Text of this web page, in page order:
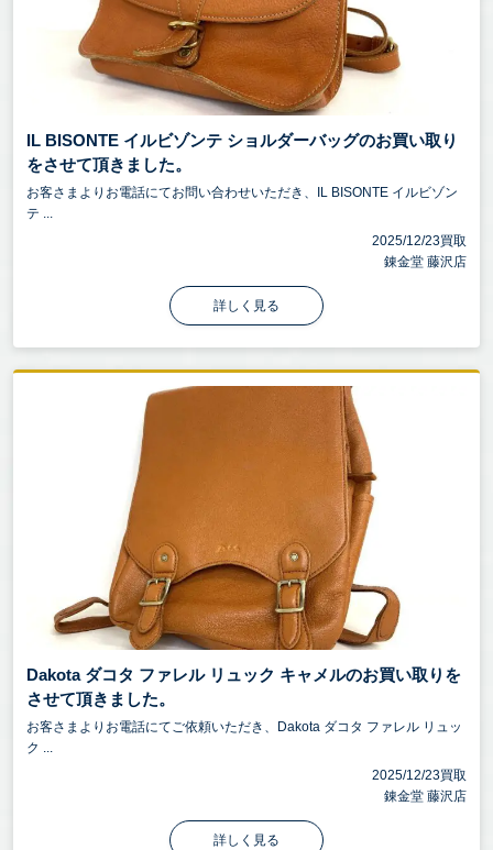
IL BISONTE イルビゾンテ ショルダーバッグのお買い取り
をさせて頂きました。
お客さまよりお電話にてお問い合わせいただき、IL BISONTE イルビゾン
テ ...
2025/12/23買取
錬金堂 藤沢店
詳しく見る
Dakota ダコタ ファレル リュック キャメルのお買い取りを
させて頂きました。
お客さまよりお電話にてご依頼いただき、Dakota ダコタ ファレル リュッ
ク ...
2025/12/23買取
錬金堂 藤沢店
詳しく見る